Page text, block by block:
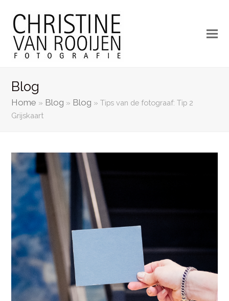
Blog
Home » Blog » Blog »Tips van de fotograaf: Tip 2
Grijskaart